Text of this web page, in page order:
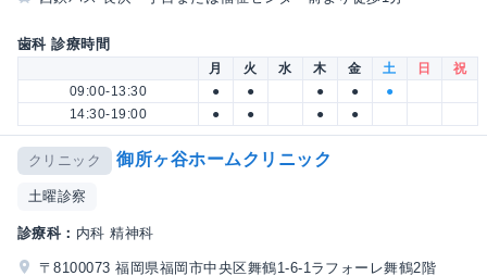
歯科 診療時間
月 火 水 木 金 土 日
祝
09:00-13:30
● ● ● ●
●
14:30-19:00
● ● ● ●
クリニック 御所ヶ谷ホームクリニック
土曜診察
診療科： 内科 精神科
〒8100073 福岡県福岡市中央区舞鶴1-6-1ラフォーレ舞鶴2階